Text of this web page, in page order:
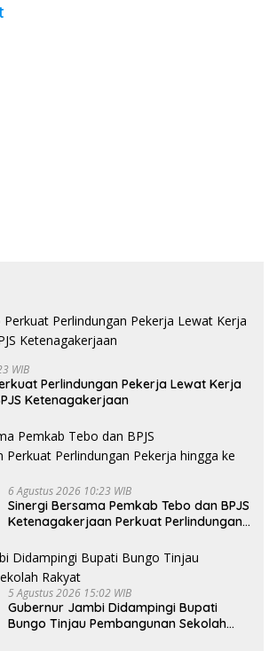
WIB
Perlindungan Pekerja Lewat Kerja
Ketenagakerjaan
6 Agustus 2026 10:23 WIB
Sinergi Bersama Pemkab Tebo dan BPJS
Ketenagakerjaan Perkuat Perlindungan
5 Agustus 2026 15:02 WIB
Gubernur Jambi Didampingi Bupati
Bungo Tinjau Pembangunan Sekolah